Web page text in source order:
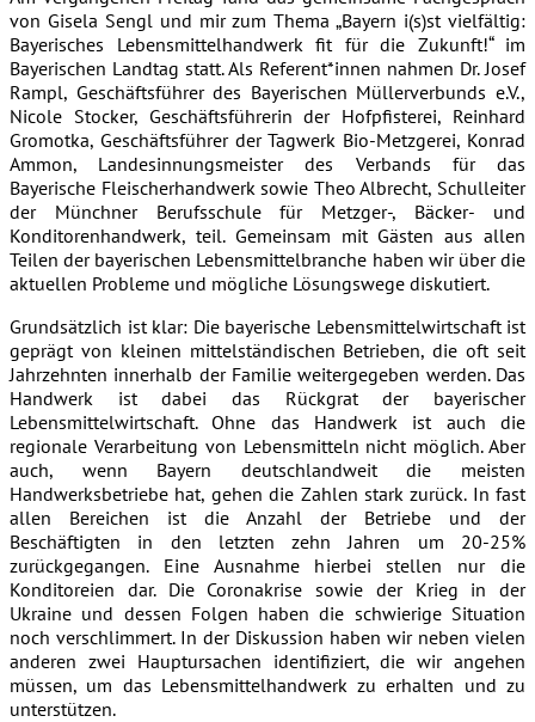
von Gisela Sengl und mir zum Thema „Bayern i(s)st vielfältig:
Bayerisches Lebensmittelhandwerk fit für die Zukunft!“ im
Bayerischen Landtag statt. Als Referent*innen nahmen Dr. Josef
Rampl, Geschäftsführer des Bayerischen Müllerverbunds e.V.,
Nicole Stocker, Geschäftsführerin der Hofpfisterei, Reinhard
Gromotka, Geschäftsführer der Tagwerk Bio-Metzgerei, Konrad
Ammon, Landesinnungsmeister des Verbands für das
Bayerische Fleischerhandwerk sowie Theo Albrecht, Schulleiter
der Münchner Berufsschule für Metzger-, Bäcker- und
Konditorenhandwerk, teil. Gemeinsam mit Gästen aus allen
Teilen der bayerischen Lebensmittelbranche haben wir über die
aktuellen Probleme und mögliche Lösungswege diskutiert.
Grundsätzlich ist klar: Die bayerische Lebensmittelwirtschaft ist
geprägt von kleinen mittelständischen Betrieben, die oft seit
Jahrzehnten innerhalb der Familie weitergegeben werden. Das
Handwerk ist dabei das Rückgrat der bayerischer
Lebensmittelwirtschaft. Ohne das Handwerk ist auch die
regionale Verarbeitung von Lebensmitteln nicht möglich. Aber
auch, wenn Bayern deutschlandweit die meisten
Handwerksbetriebe hat, gehen die Zahlen stark zurück. In fast
allen Bereichen ist die Anzahl der Betriebe und der
Beschäftigten in den letzten zehn Jahren um 20-25%
zurückgegangen. Eine Ausnahme hierbei stellen nur die
Konditoreien dar. Die Coronakrise sowie der Krieg in der
Ukraine und dessen Folgen haben die schwierige Situation
noch verschlimmert. In der Diskussion haben wir neben vielen
anderen zwei Hauptursachen identifiziert, die wir angehen
müssen, um das Lebensmittelhandwerk zu erhalten und zu
unterstützen.